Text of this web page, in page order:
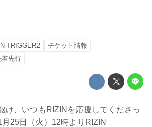
TRIGGER2
チケット情報
着先行
け、いつもRIZINを応援してくださっ
25日（火）12時よりRIZIN